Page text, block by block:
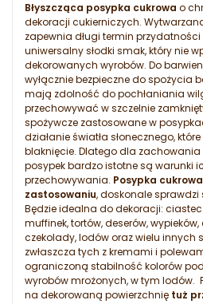
Błyszcząca posypka cukrowa o
dekoracji cukierniczych.
zapewnia długi termin
uniwersalny słodki smak, który nie
dekorowanych wyrobów. Do
wyłącznie bezpieczne do spożycia
mają zdolność do pochłaniania
przechowywać w szczelnie
spożywcze zastosowane w
działanie światła słonecznego,
blaknięcie. Dlatego dla zachowania
posypek bardzo istotne są warunki
przechowywania. Posypka
zastosowaniu, doskonale sprawdzi
Będzie idealna do dekoracji:
muffinek, tortów, deserów,
czekolady, lodów oraz wielu innych
zwłaszcza tych z kremami i
ograniczoną stabilność kolorów
wyrobów mrożonych, w tym lodów.
na dekorowaną powierzchnię tuż